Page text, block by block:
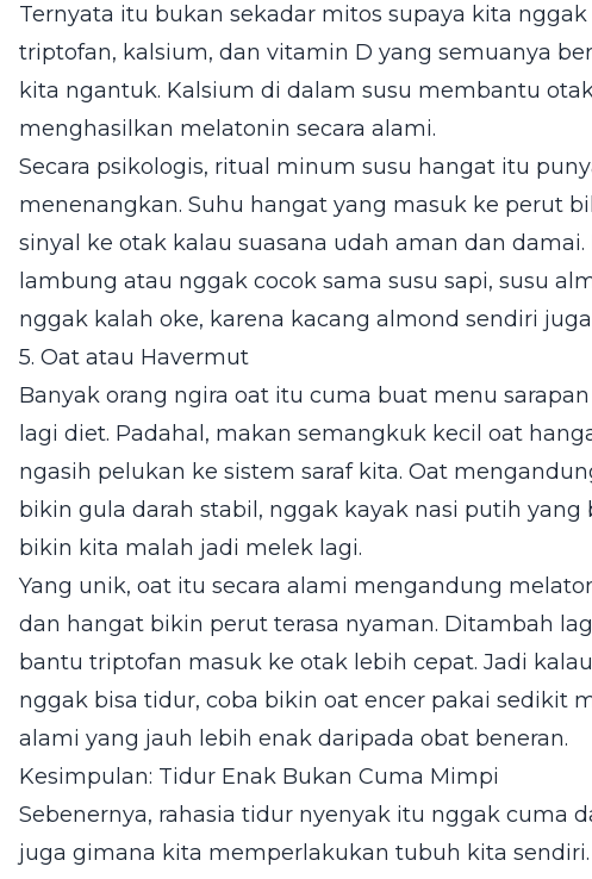
Ternyata itu bukan sekadar mitos supaya kita
triptofan, kalsium, dan vitamin D yang semuanya
kita ngantuk. Kalsium di dalam susu membantu
menghasilkan melatonin secara alami.
Secara psikologis, ritual minum susu hangat itu
menenangkan. Suhu hangat yang masuk ke perut
sinyal ke otak kalau suasana udah aman dan
lambung atau nggak cocok sama susu sapi, susu
nggak kalah oke, karena kacang almond sendiri
5. Oat atau Havermut
Banyak orang ngira oat itu cuma buat menu
lagi diet. Padahal, makan semangkuk kecil oat
ngasih pelukan ke sistem saraf kita. Oat
bikin gula darah stabil, nggak kayak nasi putih
bikin kita malah jadi melek lagi.
Yang unik, oat itu secara alami mengandung
dan hangat bikin perut terasa nyaman. Ditambah
bantu triptofan masuk ke otak lebih cepat. Jadi
nggak bisa tidur, coba bikin oat encer pakai sedikit
alami yang jauh lebih enak daripada obat beneran.
Kesimpulan: Tidur Enak Bukan Cuma Mimpi
Sebenernya, rahasia tidur nyenyak itu nggak cuma
juga gimana kita memperlakukan tubuh kita